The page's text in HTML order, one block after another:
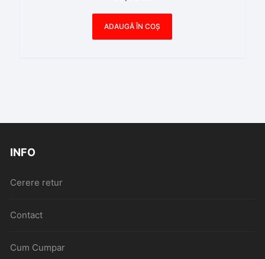
ADAUGĂ ÎN COȘ
INFO
Cerere retur
Contact
Cum Cumpar